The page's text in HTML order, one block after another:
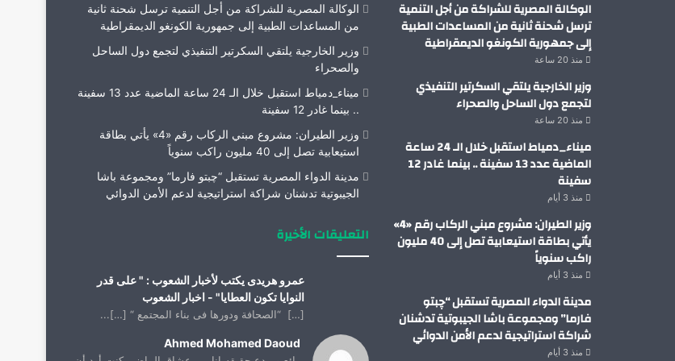
الوكالة المصرية للشراكة من أجل التنمية
ترسل شحنة ثانية من المساعدات الطبية
إلى جمهورية الكونغو الديمقراطية
منذ 20 ساعة
وزير الخارجية يلتقي السكرتير التنفيذي
لتجمع دول الساحل والصحراء
منذ 20 ساعة
ميناء_دمياط استقبل خلال الـ 24 ساعة
الماضية عدد 13 سفينة .. بينما غادر 12
سفينة
منذ 3 أيام
وزير الطيران: مشروع مبني الركاب رقم «4»
يأتي بطاقة استيعابية تصل إلى 40 مليون
راكب سنوياً
منذ 3 أيام
مدينة الدواء المصرية تستقبل “چبتو
فارما” ومجموعة باشا الجيبوتية تدشنان
شراكة استراتيجية لدعم الأمن الدوائي
منذ 3 أيام
الوكالة المصرية للشراكة من أجل التنمية ترسل شحنة ثانية
من المساعدات الطبية إلى جمهورية الكونغو الديمقراطية
وزير الخارجية يلتقي السكرتير التنفيذي لتجمع دول الساحل
والصحراء
ميناء_دمياط استقبل خلال الـ 24 ساعة الماضية عدد 13 سفينة
.. بينما غادر 12 سفينة
وزير الطيران: مشروع مبني الركاب رقم «4» يأتي بطاقة
استيعابية تصل إلى 40 مليون راكب سنوياً
مدينة الدواء المصرية تستقبل “چبتو فارما” ومجموعة باشا
الجيبوتية تدشنان شراكة استراتيجية لدعم الأمن الدوائي
التعليقات الأخيرة
عمرو هريدى يكتب لأخبار الشعوب : " على قدر
النوايا تكون العطايا" - اخبار الشعوب
[…] “الصحافة ودورها فى بناء المجتمع “ […]...
Ahmed Mohamed Daoud